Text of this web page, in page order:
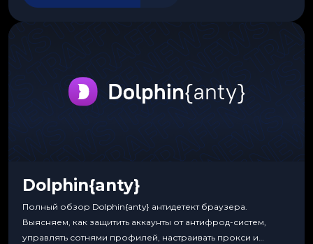
Dolphin{anty}
Полный обзор Dolphin{anty} антидетект браузера.
Выясняем, как защитить аккаунты от антифрод-систем,
управлять сотнями профилей, настраивать прокси и